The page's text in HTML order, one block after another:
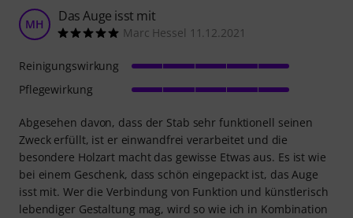
MH Das Auge isst mit
Marc Hessel 11.12.2021
Abgesehen davon, dass der Stab sehr funktionell seinen
Zweck erfüllt, ist er einwandfrei verarbeitet und die
besondere Holzart macht das gewisse Etwas aus. Es ist wie
bei einem Geschenk, dass schön eingepackt ist, das Auge
isst mit. Wer die Verbindung von Funktion und künstlerisch
lebendiger Gestaltung mag, wird so wie ich in Kombination
Reinigungswirkung
Pflegewirkung